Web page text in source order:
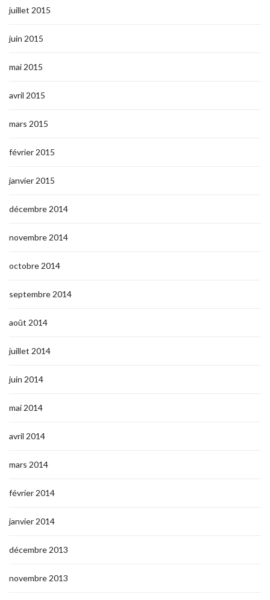
juillet 2015
juin 2015
mai 2015
avril 2015
mars 2015
février 2015
janvier 2015
décembre 2014
novembre 2014
octobre 2014
septembre 2014
août 2014
juillet 2014
juin 2014
mai 2014
avril 2014
mars 2014
février 2014
janvier 2014
décembre 2013
novembre 2013